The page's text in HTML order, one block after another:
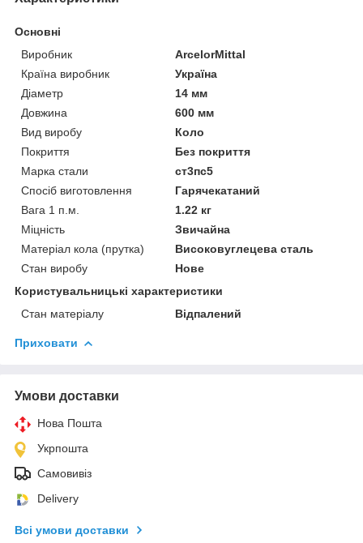
Основні
Виробник
ArcelorMittal
Країна виробник
Україна
Діаметр
14 мм
Довжина
600 мм
Вид виробу
Коло
Покриття
Без покриття
Марка стали
ст3пс5
Спосіб виготовлення
Гарячекатаний
Вага 1 п.м.
1.22 кг
Міцність
Звичайна
Матеріал кола (прутка)
Високовуглецева сталь
Стан виробу
Нове
Користувальницькі характеристики
Стан матеріалу
Відпалений
Приховати
Умови доставки
Нова Пошта
Укрпошта
Самовивіз
Delivery
Всі умови доставки